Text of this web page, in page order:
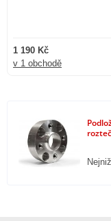
1 190 Kč
v 1 obchodě